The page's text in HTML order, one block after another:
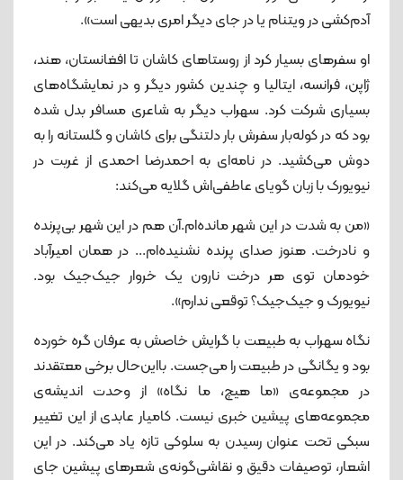
آدم‌‌کشی در ویتنام یا در جای دیگر امری بدیهی است».
او سفرهای بسیار کرد از روستاهای کاشان تا افغانستان، هند،
ژاپن، فرانسه، ایتالیا و چندین کشور دیگر و در نمایشگاه‌های
بسیاری شرکت کرد. سهراب دیگر به شاعری مسافر بدل شده
بود که در کوله‌بار سفرش بار دلتنگی برای کاشان و گلستانه را به
دوش می‌کشید. در نامه‌ای به احمدرضا احمدی از غربت در
نیویورک با زبان گویای عاطفی‌اش گلایه می‌کند:
«من به شدت در این شهر مانده‌ام.آن هم در این شهر بی‌پرنده
و نادرخت. هنوز صدای پرنده نشنیده‌ام... در همان امیرآباد
خودمان توی هر درخت نارون یک خروار جیک‌جیک بود.
نیویورک و جیک‌جیک؟ توقعی ندارم».
نگاه سهراب به طبیعت با گرایش خاصش به عرفان گره خورده
بود و یگانگی در طبیعت را می‌جست. بااین‌حال برخی معتقدند
در مجموعه‌ی «ما هیچ، ما نگاه» از وحدت اندیشه‌ی
مجموعه‌های پیشین خبری نیست. کامیار عابدی از این تغییر
سبکی تحت عنوان رسیدن به سلوکی تازه یاد می‌کند. در این
اشعار، توصیفات دقیق و نقاشی‌گونه‌ی شعرهای پیشین جای